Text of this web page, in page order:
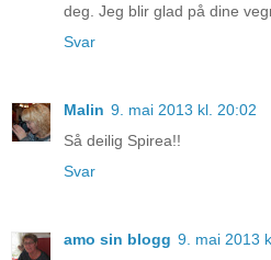
deg. Jeg blir glad på dine
Svar
Malin 9. mai 2013 kl. 20:02
Så deilig Spirea!!
Svar
amo sin blogg 9. mai 2013